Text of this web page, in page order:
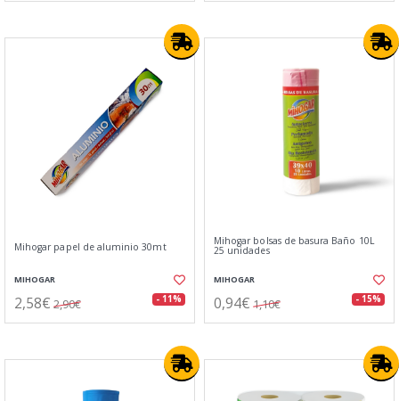
Mihogar papel de aluminio 30mt
MIHOGAR
2,58€ 2,90€ - 11%
Mihogar bolsas de basura Baño 10L
25 unidades
MIHOGAR
0,94€ 1,10€ - 15%